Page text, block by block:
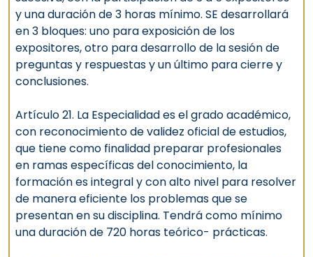
y una duración de 3 horas mínimo. SE desarrollará
en 3 bloques: uno para exposición de los
expositores, otro para desarrollo de la sesión de
preguntas y respuestas y un último para cierre y
conclusiones.
Artículo 21. La Especialidad es el grado académico,
con reconocimiento de validez oficial de estudios,
que tiene como finalidad preparar profesionales
en ramas específicas del conocimiento, la
formación es integral y con alto nivel para resolver
de manera eficiente los problemas que se
presentan en su disciplina. Tendrá como mínimo
una duración de 720 horas teórico- prácticas.